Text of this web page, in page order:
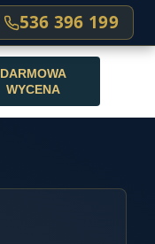
536 396 199
DARMOWA
WYCENA